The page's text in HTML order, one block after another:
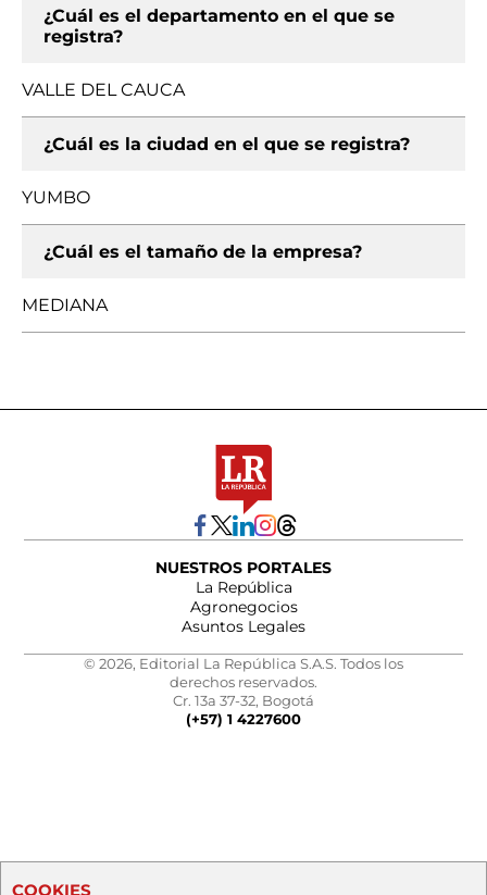
¿Cuál es el departamento en el que se
registra?
VALLE DEL CAUCA
¿Cuál es la ciudad en el que se registra?
YUMBO
¿Cuál es el tamaño de la empresa?
MEDIANA
NUESTROS PORTALES
La República
Agronegocios
Asuntos Legales
© 2026, Editorial La República S.A.S. Todos los
derechos reservados.
Cr. 13a 37-32, Bogotá
(+57) 1 4227600
COOKIES